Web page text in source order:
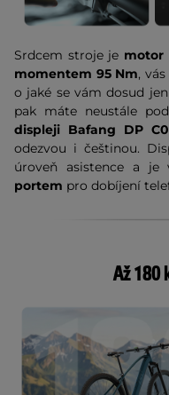
Srdcem stroje je motor
momentem 95 Nm,
o jaké se vám dosud
pak máte neustále
displeji Bafang DP
odezvou i češtinou.
úroveň asistence a je
portem pro dobíjení
Až 180